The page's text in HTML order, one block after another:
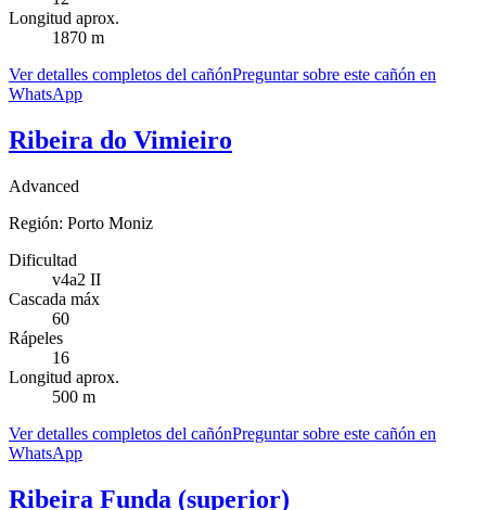
Longitud aprox.
1870 m
Ver detalles completos del cañónPreguntar sobre este cañón en
WhatsApp
Ribeira do Vimieiro
Advanced
Región: Porto Moniz
Dificultad
v4a2 II
Cascada máx
60
Rápeles
16
Longitud aprox.
500 m
Ver detalles completos del cañónPreguntar sobre este cañón en
WhatsApp
Ribeira Funda (superior)